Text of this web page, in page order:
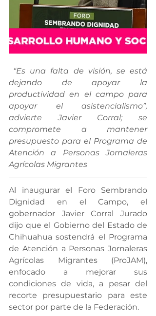
dejando de apoyar la
productividad en el campo para
apoyar el asistencialismo”,
advierte Javier Corral; se
compromete a mantener
presupuesto para el Programa de
Atención a Personas Jornaleras
Agrícolas Migrantes
Al inaugurar el Foro Sembrando
Dignidad en el Campo, el
gobernador Javier Corral Jurado
dijo que el Gobierno del Estado de
Chihuahua sostendrá el Programa
de Atención a Personas Jornaleras
Agrícolas Migrantes (ProJAM),
enfocado a mejorar sus
condiciones de vida, a pesar del
recorte presupuestario para este
sector por parte de la Federación.